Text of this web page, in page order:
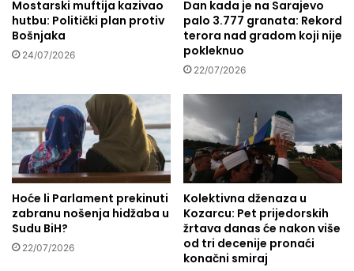
v
i
s
o
i
m
a
K
i
r
g
i
e
n
i
c
D
o
d
e
l
a
5
Mostarski muftija kazivao
hutbu: Politički plan protiv
Bošnjaka
24/07/2026
Dan kada je na Sarajevo
palo 3.777 granata: Rekord
terora nad gradom koji nije
pokleknuo
22/07/2026
Hoće li Parlament prekinuti
zabranu nošenja hidžaba u
Sudu BiH?
22/07/2026
Kolektivna dženaza u
Kozarcu: Pet prijedorskih
žrtava danas će nakon više
od tri decenije pronaći
konačni smiraj